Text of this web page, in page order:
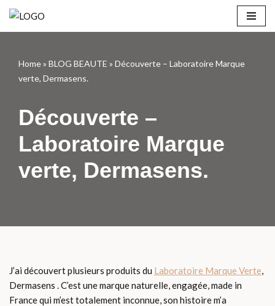
Aller
contenu
Home» BLOG BEAUTE » Découverte – Laboratoire Marque
verte, Dermasens.
Découverte –
Laboratoire Marque
verte, Dermasens.
J’ai découvert plusieurs produits du Laboratoire Marque Verte,
Dermasens . C’est une marque naturelle, engagée, made in
France qui m’est totalement inconnue, son histoire m’a